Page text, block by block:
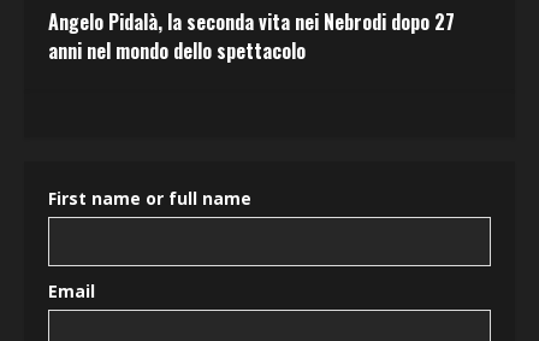
Angelo Pidalà, la seconda vita nei Nebrodi dopo 27
anni nel mondo dello spettacolo
First name or full name
Email